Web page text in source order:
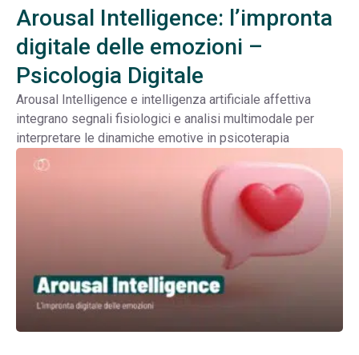
Arousal Intelligence: l’impronta
digitale delle emozioni –
Psicologia Digitale
Arousal Intelligence e intelligenza artificiale affettiva
integrano segnali fisiologici e analisi multimodale per
interpretare le dinamiche emotive in psicoterapia